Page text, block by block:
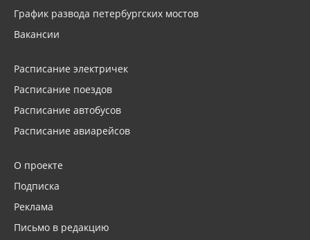
График развода петербургских мостов
Вакансии
Расписание электричек
Расписание поездов
Расписание автобусов
Расписание авиарейсов
О проекте
Подписка
Реклама
Письмо в редакцию